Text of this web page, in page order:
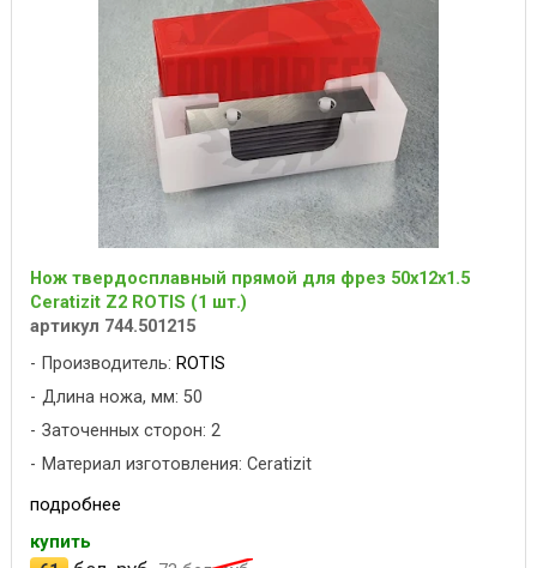
Нож твердосплавный прямой для фрез 50x12x1.5
Ceratizit Z2 ROTIS (1 шт.)
артикул 744.501215
Производитель: ROTIS
Длина ножа, мм: 50
Заточенных сторон: 2
Материал изготовления: Ceratizit
подробнее
купить